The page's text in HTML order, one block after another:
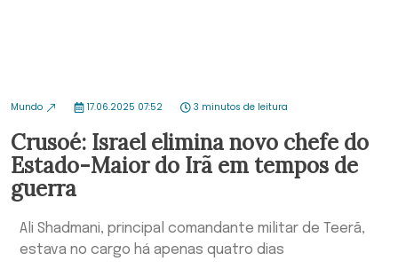
Mundo 17.06.2025 07:52 3 minutos de leitura
Crusoé: Israel elimina novo chefe do
Estado-Maior do Irã em tempos de
guerra
Ali Shadmani, principal comandante militar de Teerã,
estava no cargo há apenas quatro dias